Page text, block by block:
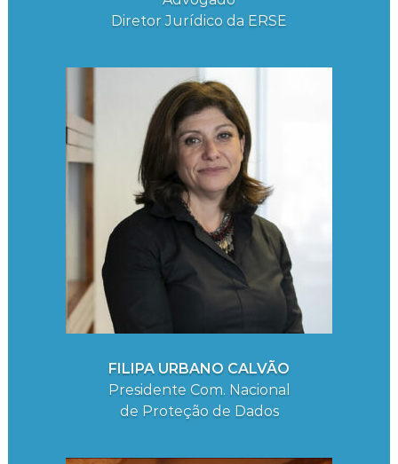
Diretor Jurídico da ERSE
FILIPA URBANO CALVÃO
Presidente Com. Nacional
de Proteção de Dados